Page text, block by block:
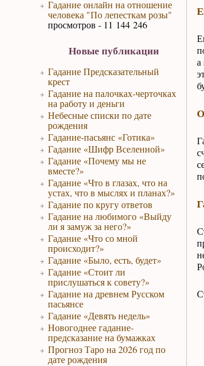
Гадание онлайн на отношение
человека "По лепесткам розы"
просмотров - 11 144 246
Новые публикации
Гадание Предсказательный
крест
Гадание на палочках-черточках
на работу и деньги
Небесные списки по дате
рождения
Гадание-пасьянс «Готика»
Гадание «Шифр Вселенной»
Гадание «Почему мы не
вместе?»
Гадание «Что в глазах, что на
устах, что в мыслях и планах?»
Гадание по кругу ответов
Гадание на любимого «Выйду
ли я замуж за него?»
Гадание «Что со мной
происходит?»
Гадание «Было, есть, будет»
Гадание «Стоит ли
прислушаться к совету?»
Гадание на древнем Русском
пасьянсе
Гадание «Девять недель»
Новогоднее гадание-
предсказание на бумажках
Прогноз Таро на 2026 год по
дате рождения
а